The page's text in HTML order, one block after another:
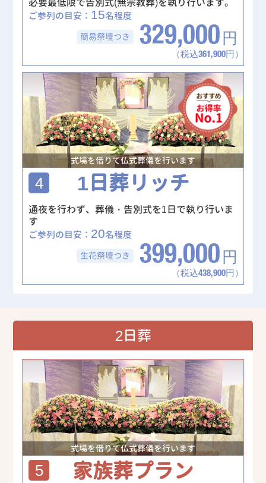
ご参列の目安： 15名程度
簡易祭壇つき 329,000 円
（税込361,900円）
式場を借りて仏式葬儀を行います
4 1日葬リッチ
通夜を行わず、葬儀・告別式を1日で執り行いま
す
ご参列の目安： 20名程度
生花祭壇つき 399,000 円
（税込438,900円）
2日葬
式場を借りて仏式葬儀を行います
5 家族葬プラン